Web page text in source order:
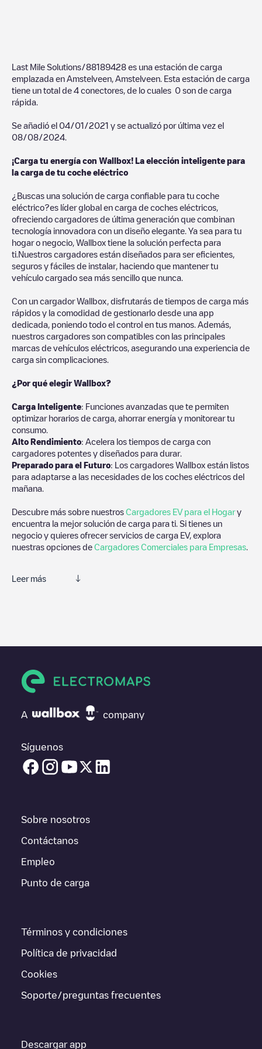
Last Mile Solutions/88189428 es una estación de carga
emplazada en Amstelveen Amstelveen . Esta estación de carga
tiene un total de 4 conectores, de lo cuales 0 son de carga
rápida.
Se añadió el 04/01/2021 y se actualizó por última vez el
08/08/2024
¡Carga tu energía con Wallbox! La elección inteligente para
la carga de tu coche eléctrico
¿Buscas una solución de carga confiable para tu coche
eléctrico?es líder global en carga de coches eléctricos,
ofreciendo cargadores de última generación que combinan
tecnología innovadora con un diseño elegante. Ya sea para tu
hogar o negocio, Wallbox tiene la solución perfecta para
ti.Nuestros cargadores están diseñados para ser eficientes,
seguros y fáciles de instalar, haciendo que mantener tu
vehículo cargado sea más sencillo que nunca.
Con un cargador Wallbox, disfrutarás de tiempos de carga más
rápidos y la comodidad de gestionarlo desde una app
dedicada, poniendo todo el control en tus manos. Además,
nuestros cargadores son compatibles con las principales
marcas de vehículos eléctricos, asegurando una experiencia de
carga sin complicaciones.
¿Por qué elegir Wallbox?
Carga Inteligente: Funciones avanzadas que te permiten
optimizar horarios de carga, ahorrar energía y monitorear tu
consumo.
Alto Rendimiento: Acelera los tiempos de carga con
cargadores potentes y diseñados para durar.
Preparado para el Futuro: Los cargadores Wallbox están listos
para adaptarse a las necesidades de los coches eléctricos del
mañana.
Descubre más sobre nuestros Cargadores EV para el Hogary
encuentra la mejor solución de carga para ti. Si tienes un
negocio y quieres ofrecer servicios de carga EV, explora
nuestras opciones de Cargadores Comerciales para Empresas
Leer más
su vehículo eléctrico.
necesitas, comprueba en la parte inferior cuál es el punto de
carga que está más cerca de tí en “puntos de carga más
para vehículos eléctricos cercanas, así como si están en un
parking, en superficie y la distancia en KM a la que están.
Solutions/88189428está disponible, así como las indicaciones
esta estación y las instrucciones necesarias para que puedas
AmstelveenLast Mile Solutions/88189428
Si este cargador deAmstelveen
o ir a otras ciudades comoAmsterdam
se encuentran dentro de
A company
Síguenos
Sobre nosotros
Contáctanos
Empleo
Punto de carga
Términos y condiciones
Política de privacidad
Cookies
Soporte/preguntas frecuentes
Descargar app